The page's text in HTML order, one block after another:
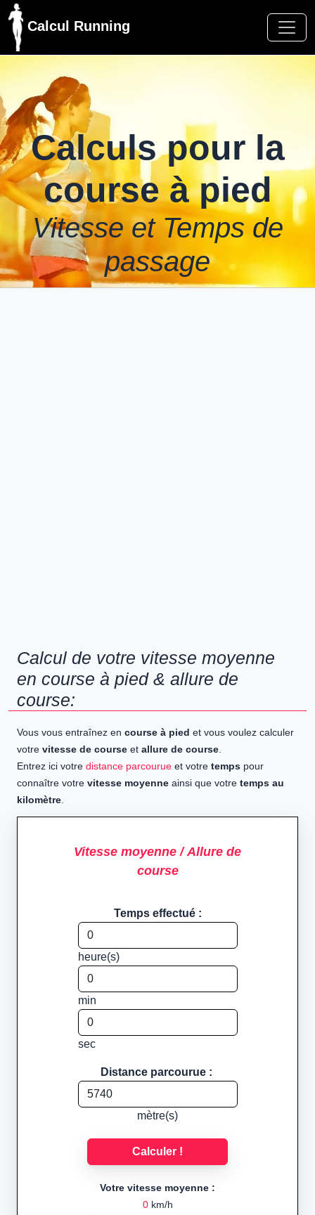
Calcul Running
Calculs pour la
course à pied
Vitesse et Temps de
passage
Calcul de votre vitesse moyenne
en course à pied & allure de
course:
Vous vous entraînez en course à pied et vous voulez calculer
votre vitesse de course et allure de course
Entrez ici votre distance parcourue et votre temps pour
connaître votre vitesse moyenne ainsi que votre temps au
kilomètre
Vitesse moyenne / Allure de
course
Temps effectué :
heure(s)
min
sec
Distance parcourue :
mètre(s)
Calculer !
Votre vitesse moyenne :
0km/h